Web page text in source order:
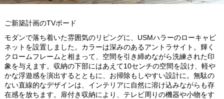
ご新築計画のTVボード
モダンで落ち着いた雰囲気のリビングに、USMハラーのローキャビ
ネットを設置しました。カラーは深みのあるアントラサイト。輝く
クロームフレームと相まって、空間を引き締めながら洗練された印
象を与えます。収納の下部にはあえて10センチの空間を設け、軽や
かな浮遊感を演出するとともに、お掃除もしやすい設計に。無駄の
ない直線的なデザインは、インテリアに自然に溶け込みながらも存
在感を放ちます。扉付き収納により、テレビ周りの機器や小物をす